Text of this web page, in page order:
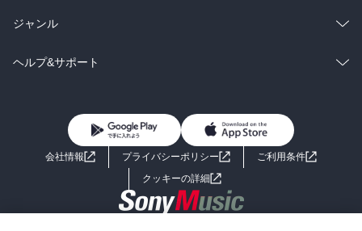
BL・TL
雑誌・グラビア
BL・TL
ラノベ
雑誌・グラビア
総合
ラノベ
ジャンル
コミック
ライトノベル 男子向けラノベ
小説
海外小説
ヘルプ&サポート
よくあるご質問 お問い合わせ
会社情報 プライバシーポリシー
ご利用条件
クッキーの詳細